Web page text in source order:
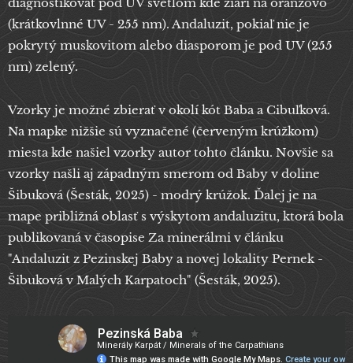
(krátkovlnné UV - 255 nm). Andaluzit, pokiaľ nie je
pokrytý muskovitom alebo diasporom je pod UV (255
nm) zelený.
Vzorky je možné zbierať v okolí kót Baba a Cibuľková.
Na mapke nižšie sú vyznačené (červeným krúžkom)
miesta kde našiel vzorky autor tohto článku. Novšie sa
vzorky našli aj západným smerom od Baby v doline
Šibuková (Šesták, 2025) - modrý krúžok. Ďalej je na
mape približná oblasť s výskytom andaluzitu, ktorá bola
publikovaná v časopise Za minerálmi v článku
"Andaluzit z Pezinskej Baby a novej lokality Pernek -
Šibuková v Malých Karpatoch" (Šesták, 2025).